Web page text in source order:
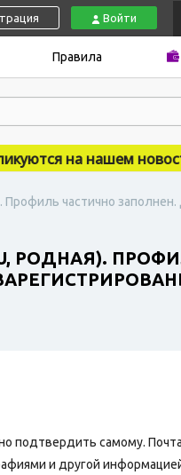
Войти
Правила
на нашем
Профиль частично
РОДНАЯ).
подтвердить самому.
и другой